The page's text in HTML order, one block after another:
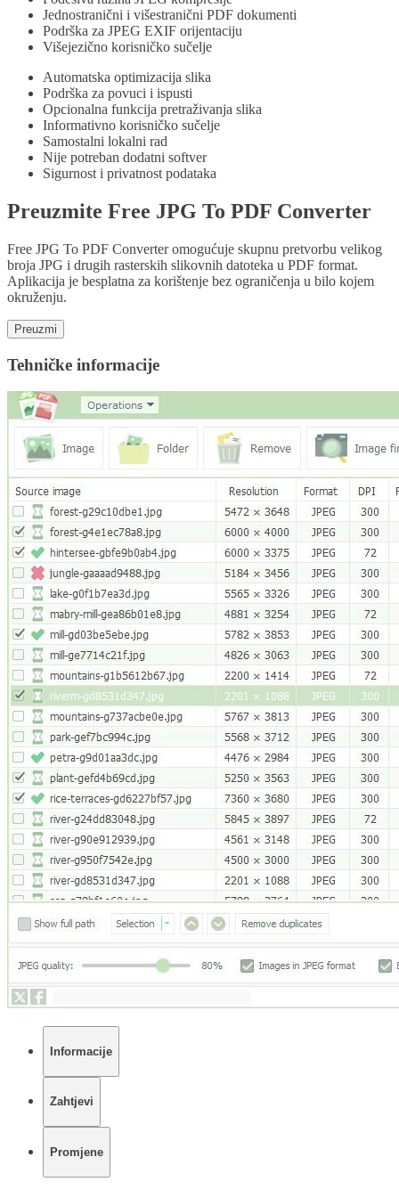
Jednostranični i višestranični PDF dokumenti
Podrška za JPEG EXIF orijentaciju
Višejezično korisničko sučelje
Automatska optimizacija slika
Podrška za povuci i ispusti
Opcionalna funkcija pretraživanja slika
Informativno korisničko sučelje
Samostalni lokalni rad
Nije potreban dodatni softver
Sigurnost i privatnost podataka
Preuzmite Free JPG To PDF Converter
Free JPG To PDF Converter omogućuje skupnu pretvorbu velikog
broja JPG i drugih rasterskih slikovnih datoteka u PDF format.
Aplikacija je besplatna za korištenje bez ograničenja u bilo kojem
okruženju.
Preuzmi
Tehničke informacije
Informacije
Zahtjevi
Promjene